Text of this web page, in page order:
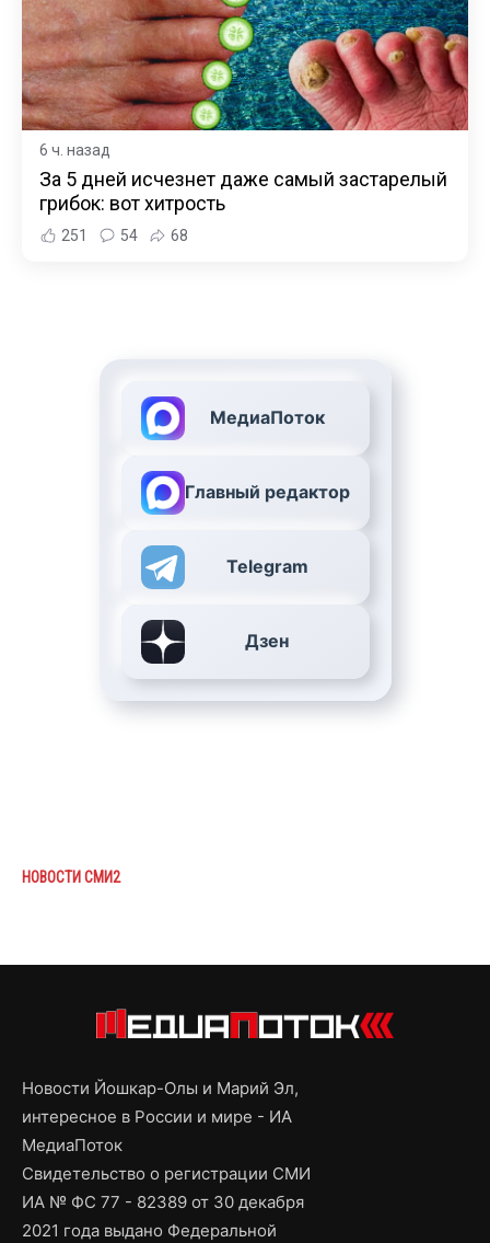
6 ч. назад
За 5 дней исчезнет даже самый застарелый
грибок: вот хитрость
251 54 68
МедиаПоток
Главный редактор
Telegram
Дзен
НОВОСТИ СМИ2
Новости Йошкар-Олы и Марий Эл,
интересное в России и мире - ИА
МедиаПоток
Свидетельство о регистрации СМИ
ИА № ФС 77 - 82389 от 30 декабря
2021 года выдано Федеральной